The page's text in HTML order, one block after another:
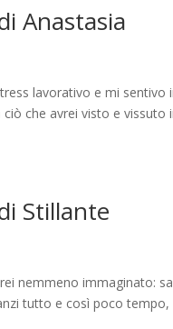
Anastasia
lavorativo e mi sentivo
che avrei visto e
Stillante
nemmeno immaginato:
tutto e così poco